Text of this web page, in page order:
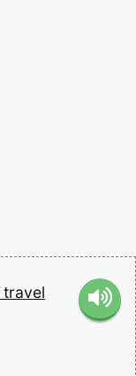
travel